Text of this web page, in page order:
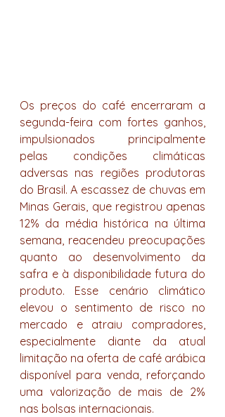
Os preços do café encerraram a
segunda-feira com fortes ganhos,
impulsionados principalmente
pelas condições climáticas
adversas nas regiões produtoras
do Brasil. A escassez de chuvas em
Minas Gerais, que registrou apenas
12% da média histórica na última
semana, reacendeu preocupações
quanto ao desenvolvimento da
safra e à disponibilidade futura do
produto. Esse cenário climático
elevou o sentimento de risco no
mercado e atraiu compradores,
especialmente diante da atual
limitação na oferta de café arábica
disponível para venda, reforçando
uma valorização de mais de 2%
nas bolsas internacionais.